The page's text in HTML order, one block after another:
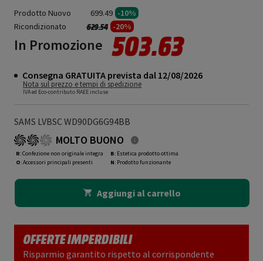
Prodotto Nuovo 699.49 -10%
Ricondizionato
Prezzo ridotto da
629.54a -20%
In Promozione 503.63
Consegna GRATUITA prevista dal 12/08/2026
Nota sul prezzo e tempi di spedizione
IVA ed Eco-contributo RAEE incluse
SAMS LVBSC WD90DG6G94BB
MOLTO BUONO
R: Confezione non originale integra
O: Accessori principali presenti
B: Estetica prodotto ottima
N: Prodotto funzionante
Aggiungi al carrello
OFFERTE IMPERDIBILI
Risparmio garantito rispetto al corrispondente